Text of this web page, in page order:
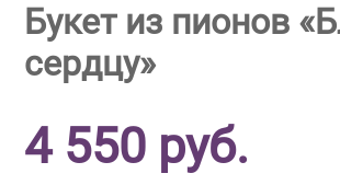
Букет из пионов
сердцу»
4 550 руб.